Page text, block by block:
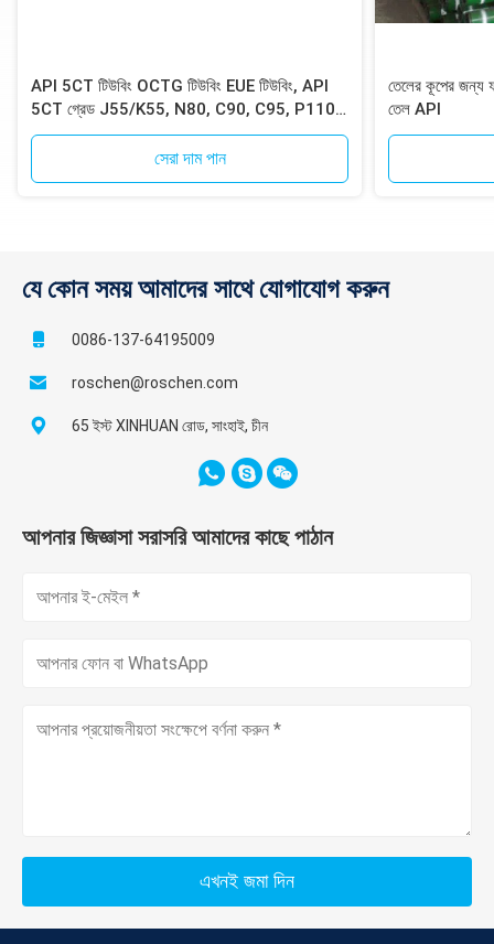
API 5CT টিউবিং OCTG টিউবিং EUE টিউবিং, API
5CT গ্রেড J55/K55, N80, C90, C95, P110,
EUE শেষ হয়
সেরা দাম পান
তেলের কূপের জন্য
তেল API
যে কোন সময় আমাদের সাথে যোগাযোগ করুন
0086-137-64195009
roschen@roschen.com
65 ইস্ট XINHUAN রোড, সাংহাই, চীন
আপনার জিজ্ঞাসা সরাসরি আমাদের কাছে পাঠান
এখনই জমা দিন